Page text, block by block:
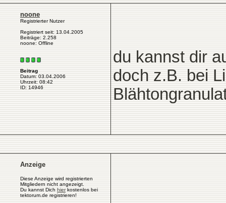
noone
Registrierter Nutzer
Registriert seit: 13.04.2005
Beiträge: 2.258
noone: Offline
Beitrag
Datum: 03.04.2006
Uhrzeit: 08:42
ID: 14946
du kannst dir
doch z.B. bei
Anzeige
Diese Anzeige wird registrierten
Mitgliedern nicht angezeigt.
Du kannst Dich hierkostenlos bei
tektorum.de registrieren!